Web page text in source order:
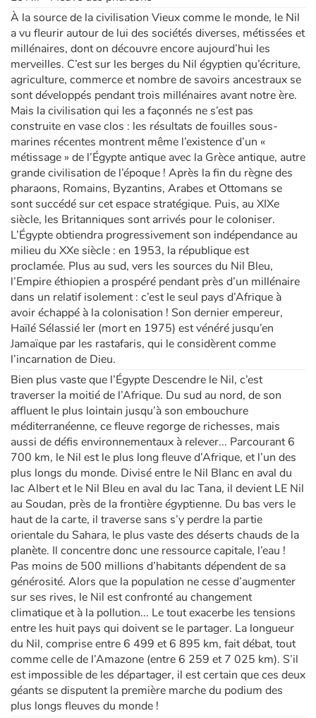
À la source de la civilisation Vieux comme le monde, le Nil
a vu fleurir autour de lui des sociétés diverses, métissées et
millénaires, dont on découvre encore aujourd’hui les
merveilles. C’est sur les berges du Nil égyptien qu’écriture,
agriculture, commerce et nombre de savoirs ancestraux se
sont développés pendant trois millénaires avant notre ère.
Mais la civilisation qui les a façonnés ne s’est pas
construite en vase clos : les résultats de fouilles sous-
marines récentes montrent même l’existence d’un «
métissage » de l’Égypte antique avec la Grèce antique, autre
grande civilisation de l’époque ! Après la fin du règne des
pharaons, Romains, Byzantins, Arabes et Ottomans se
sont succédé sur cet espace stratégique. Puis, au XIXe
siècle, les Britanniques sont arrivés pour le coloniser.
L’Égypte obtiendra progressivement son indépendance au
milieu du XXe siècle : en 1953, la république est
proclamée. Plus au sud, vers les sources du Nil Bleu,
l’Empire éthiopien a prospéré pendant près d’un millénaire
dans un relatif isolement : c’est le seul pays d’Afrique à
avoir échappé à la colonisation ! Son dernier empereur,
Haïlé Sélassié Ier (mort en 1975) est vénéré jusqu’en
Jamaïque par les rastafaris, qui le considèrent comme
l’incarnation de Dieu.
Bien plus vaste que l’Égypte Descendre le Nil, c’est
traverser la moitié de l’Afrique. Du sud au nord, de son
affluent le plus lointain jusqu’à son embouchure
méditerranéenne, ce fleuve regorge de richesses, mais
aussi de défis environnementaux à relever... Parcourant 6
700 km, le Nil est le plus long fleuve d’Afrique, et l’un des
plus longs du monde. Divisé entre le Nil Blanc en aval du
lac Albert et le Nil Bleu en aval du lac Tana, il devient LE Nil
au Soudan, près de la frontière égyptienne. Du bas vers le
haut de la carte, il traverse sans s’y perdre la partie
orientale du Sahara, le plus vaste des déserts chauds de la
planète. Il concentre donc une ressource capitale, l’eau !
Pas moins de 500 millions d’habitants dépendent de sa
générosité. Alors que la population ne cesse d’augmenter
sur ses rives, le Nil est confronté au changement
climatique et à la pollution... Le tout exacerbe les tensions
entre les huit pays qui doivent se le partager. La longueur
du Nil, comprise entre 6 499 et 6 895 km, fait débat, tout
comme celle de l’Amazone (entre 6 259 et 7 025 km). S’il
est impossible de les départager, il est certain que ces deux
géants se disputent la première marche du podium des
plus longs fleuves du monde !